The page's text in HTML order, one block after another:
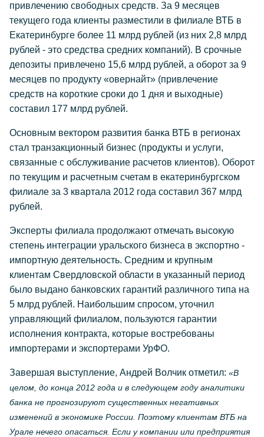
привлечению свободных средств. За 9 месяцев
текущего года клиенты разместили в филиале ВТБ в
Екатеринбурге более 11 млрд рублей (из них 2,8 млрд
рублей - это средства средних компаний). В срочные
депозиты привлечено 15,6 млрд рублей, а оборот за 9
месяцев по продукту «овернайт» (привлечение
средств на короткие сроки до 1 дня и выходные)
составил 177 млрд рублей.
Основным вектором развития банка ВТБ в регионах
стал транзакционный бизнес (продукты и услуги,
связанные с обслуживание расчетов клиентов). Оборот
по текущим и расчетным счетам в екатеринбургском
филиале за 3 квартала 2012 года составил 367 млрд
рублей.
Эксперты филиала продолжают отмечать высокую
степень интеграции уральского бизнеса в экспортно -
импортную деятельность. Средним и крупным
клиентам Свердловской области в указанный период
было выдано банковских гарантий различного типа на
5 млрд рублей. Наибольшим спросом, уточнил
управляющий филиалом, пользуются гарантии
исполнения контракта, которые востребованы
импортерами и экспортерами УрФО.
Завершая выступление, Андрей Волчик отметил: «В
целом, до конца 2012 года и в следующем году аналитики
банка не прогнозируют существенных негативных
изменений в экономике России. Поэтому клиентам ВТБ на
Урале нечего опасаться. Если у компании или предприятия